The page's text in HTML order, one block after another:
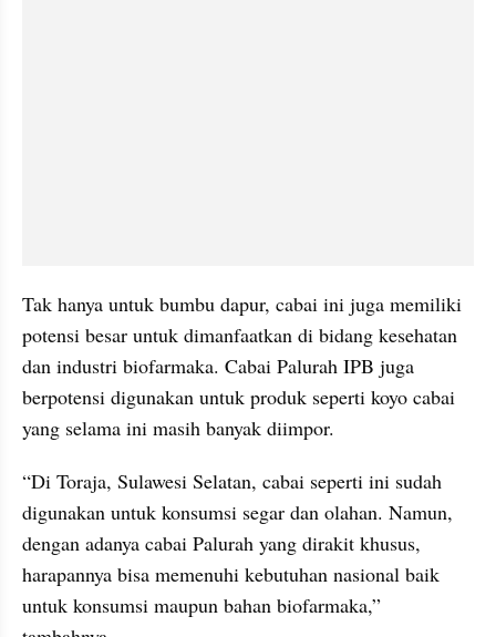
Tak hanya untuk bumbu dapur, cabai ini juga memiliki
potensi besar untuk dimanfaatkan di bidang kesehatan
dan industri biofarmaka. Cabai Palurah IPB juga
berpotensi digunakan untuk produk seperti koyo cabai
yang selama ini masih banyak diimpor.
“Di Toraja, Sulawesi Selatan, cabai seperti ini sudah
digunakan untuk konsumsi segar dan olahan. Namun,
dengan adanya cabai Palurah yang dirakit khusus,
harapannya bisa memenuhi kebutuhan nasional baik
untuk konsumsi maupun bahan biofarmaka,”